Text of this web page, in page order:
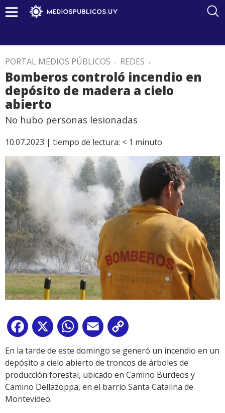
PORTAL MEDIOS PÚBLICOS . REDES .
Bomberos controló incendio en
depósito de madera a cielo
abierto
No hubo personas lesionadas
10.07.2023 | tiempo de lectura: < 1 minuto
Facebook
X WhatsApp
Email
Link
En la tarde de este domingo se generó un incendio en un
depósito a cielo abierto de troncos de árboles de
producción forestal, ubicado en Camino Burdeos y
Camino Dellazoppa, en el barrio Santa Catalina de
Montevideo.